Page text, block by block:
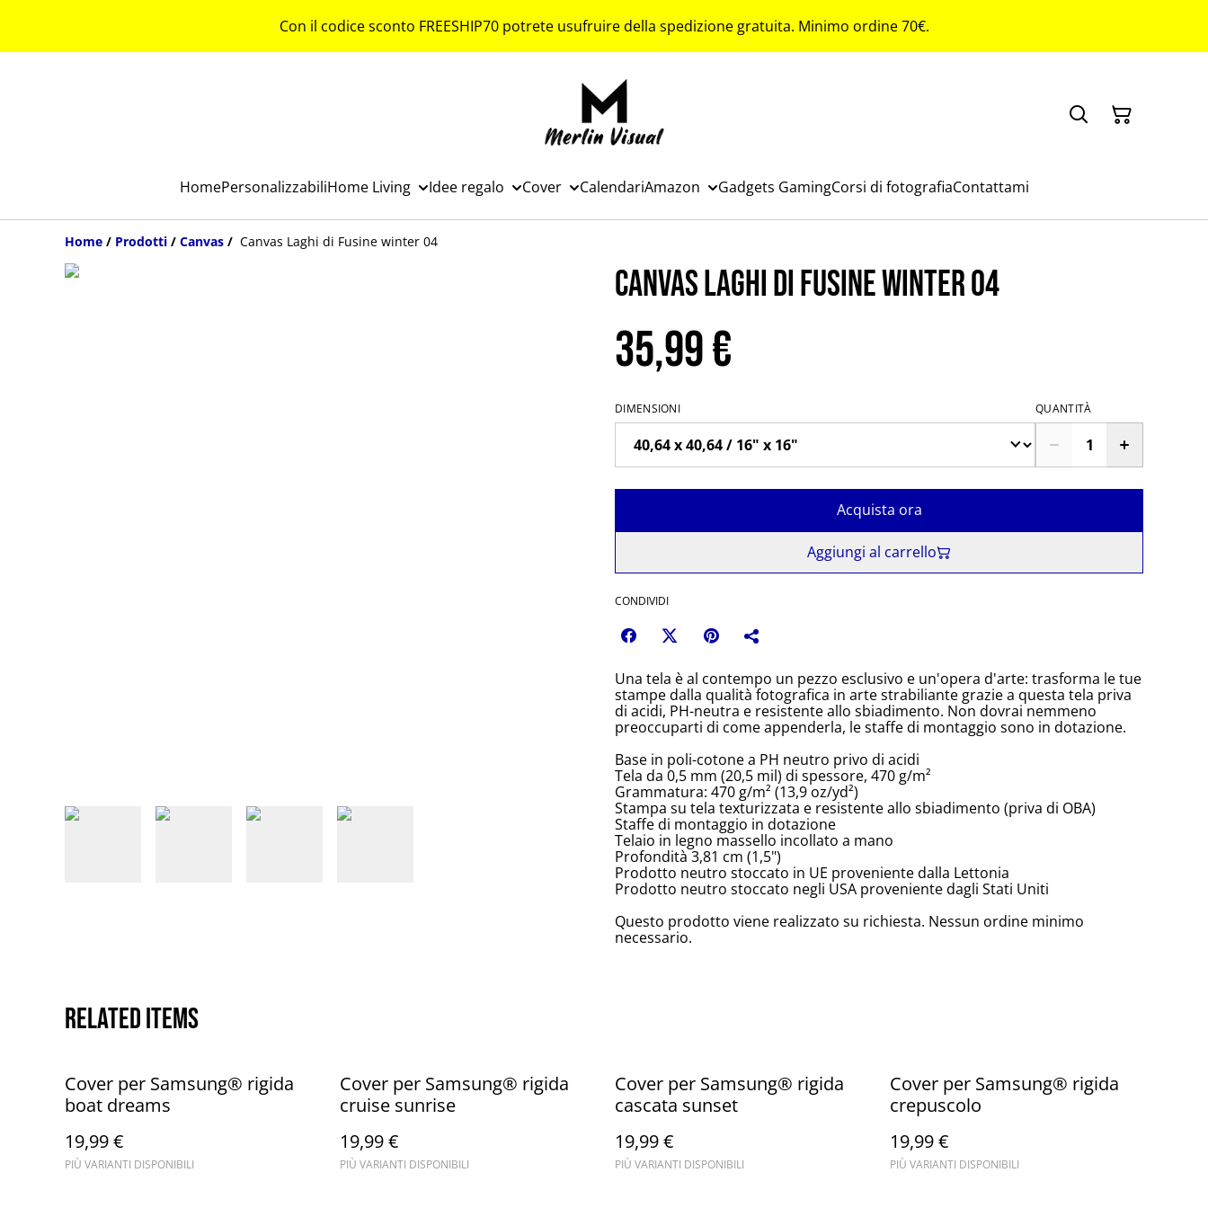
Con il codice sconto FREESHIP70 potrete usufruire della spedizione gratuita. Minimo ordine 70€.
HomePersonalizzabiliHome Living Idee regalo Cover CalendariAmazon Gadgets GamingCorsi di fotografiaContattami
Home / Prodotti / Canvas / Canvas Laghi di Fusine winter 04
Canvas Laghi di Fusine winter 04
35,99 €
DIMENSIONI QUANTITÀ
Acquista ora
Aggiungi al carrello
CONDIVIDI
Una tela è al contempo un pezzo esclusivo e un'opera d'arte: trasforma le tue
stampe dalla qualità fotografica in arte strabiliante grazie a questa tela priva
di acidi, PH-neutra e resistente allo sbiadimento. Non dovrai nemmeno
preoccuparti di come appenderla, le staffe di montaggio sono in dotazione.
Base in poli-cotone a PH neutro privo di acidi
Tela da 0,5 mm (20,5 mil) di spessore, 470 g/m²
Grammatura: 470 g/m² (13,9 oz/yd²)
Stampa su tela texturizzata e resistente allo sbiadimento (priva di OBA)
Staffe di montaggio in dotazione
Telaio in legno massello incollato a mano
Profondità 3,81 cm (1,5")
Prodotto neutro stoccato in UE proveniente dalla Lettonia
Prodotto neutro stoccato negli USA proveniente dagli Stati Uniti
Questo prodotto viene realizzato su richiesta. Nessun ordine minimo
necessario.
Related items
Cover per Samsung® rigida
boat dreams
19,99 €
PIÙ VARIANTI DISPONIBILI
Cover per Samsung® rigida
cruise sunrise
19,99 €
PIÙ VARIANTI DISPONIBILI
Cover per Samsung® rigida
cascata sunset
19,99 €
PIÙ VARIANTI DISPONIBILI
Cover per Samsung® rigida
crepuscolo
19,99 €
PIÙ VARIANTI DISPONIBILI